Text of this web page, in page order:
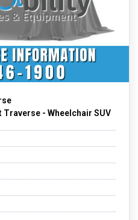
Traverse - Wheelchair SUV